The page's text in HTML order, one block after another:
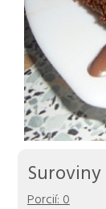
Suroviny
Porcií: 0